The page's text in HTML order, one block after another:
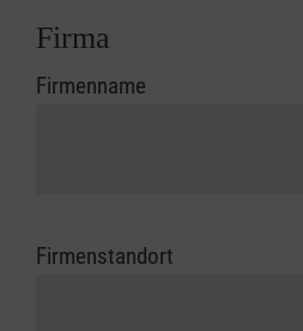
Firma
Firmenname
Firmenstandort